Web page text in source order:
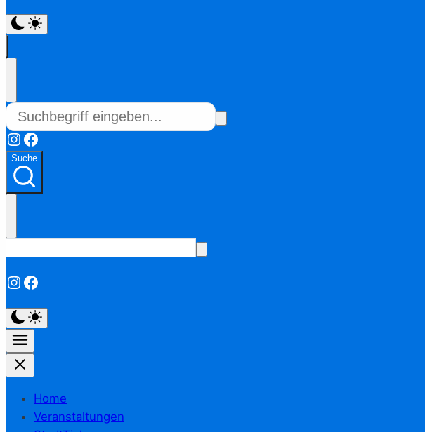
Instagram
Facebook
Suche
Instagram
Facebook
Home
Veranstaltungen